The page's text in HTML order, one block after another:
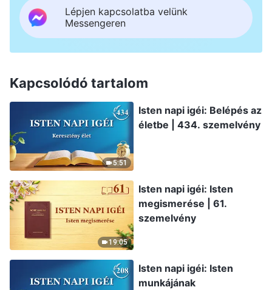
Lépjen kapcsolatba velünk
Messengeren
Kapcsolódó tartalom
5:51
Isten napi igéi: Belépés az
életbe | 434. szemelvény
19:05
Isten napi igéi: Isten
megismerése | 61.
szemelvény
Isten napi igéi: Isten
munkájának